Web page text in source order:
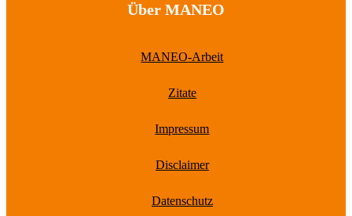
Über MANEO
MANEO-Arbeit
Zitate
Impressum
Disclaimer
Datenschutz